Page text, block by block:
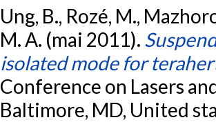
Ung, B., Rozé, M.,
M. A. (mai 2011).
isolated mode for
Conference on Lasers
Baltimore, MD, United